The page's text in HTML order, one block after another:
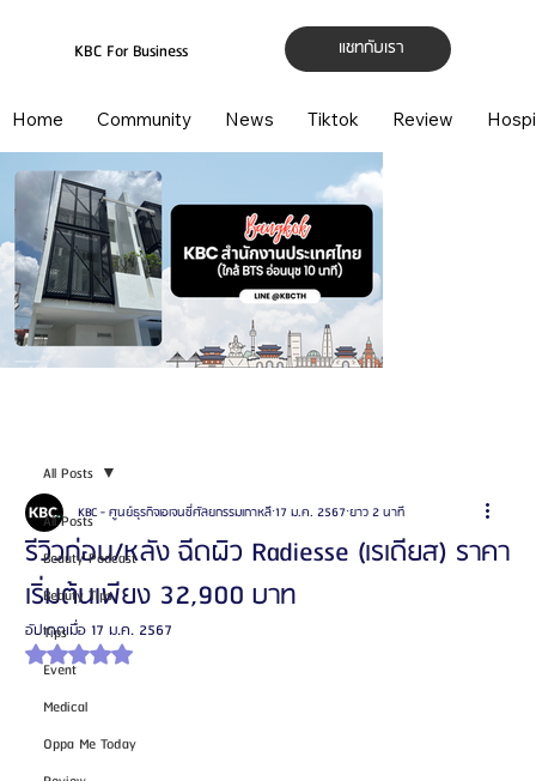
แชทกับเรา
KBC For Business
Home Community News Tiktok Review
All Posts
Beauty Podcast
Beauty Tips
Tips
Event
Medical
Oppa Me Today
All Posts
รีวิวก่อน/หลัง ฉีดผิว Radiesse (เรเดียส) ราคา
เริ่มต้นเพียง 32,900 บาท
KBC - ศูนย์ธุรกิจเอเจนซี่ศัลยกรรมเกาหลี17 ม.ค. 2567 ยาว 2 นาที
อัปเดตเมื่อ 17 ม.ค. 2567
ได้รับ NaN เต็ม 5 ดาว